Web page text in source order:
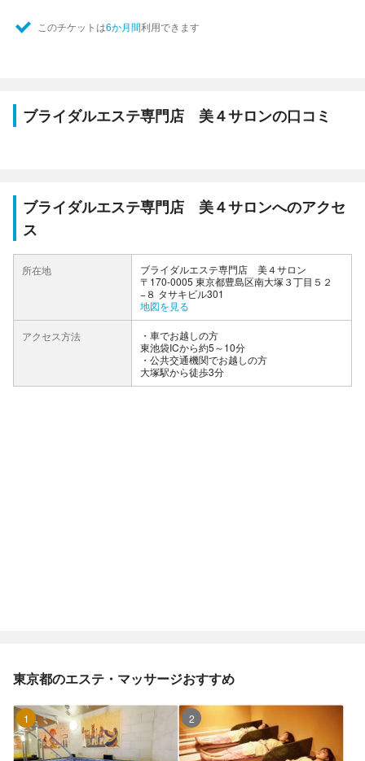
このチケットは6か月間利用できます
ブライダルエステ専門店 美４サロンの口コミ
ブライダルエステ専門店 美４サロンへのアクセ
ス
所在地
ブライダルエステ専門店 美４サロン
〒170-0005 東京都豊島区南大塚３丁目５２
−８ タサキビル301
地図を見る
アクセス方法
車でお越しの方
東池袋ICから約5～10分
公共交通機関でお越しの方
大塚駅から徒歩3分
東京都のエステ・マッサージおすすめ
1位